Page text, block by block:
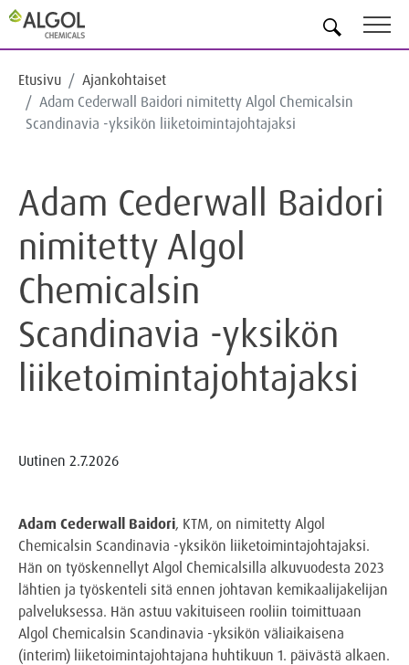
Etusivu
Ajankohtaiset
Adam Cederwall Baidori nimitetty Algol Chemicalsin
Scandinavia -yksikön liiketoimintajohtajaksi
Adam Cederwall Baidori
nimitetty Algol
Chemicalsin
Scandinavia -yksikön
liiketoimintajohtajaksi
Uutinen 2.7.2026
Adam Cederwall Baidori, KTM, on nimitetty Algol
Chemicalsin Scandinavia -yksikön liiketoimintajohtajaksi.
Hän on työskennellyt Algol Chemicalsilla alkuvuodesta 2023
lähtien ja työskenteli sitä ennen johtavan kemikaalijakelijan
palveluksessa. Hän astuu vakituiseen rooliin toimittuaan
Algol Chemicalsin Scandinavia -yksikön väliaikaisena
(interim) liiketoimintajohtajana huhtikuun 1. päivästä alkaen.